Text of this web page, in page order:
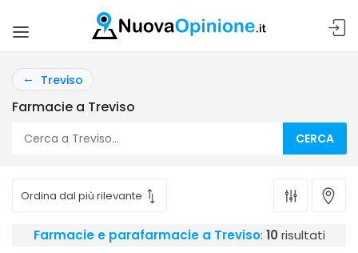
Treviso
Farmacie a Treviso
CERCA
Farmacie e parafarmacie a Treviso: 10 risultati